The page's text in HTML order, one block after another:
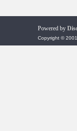
Powered by
Copyright ©